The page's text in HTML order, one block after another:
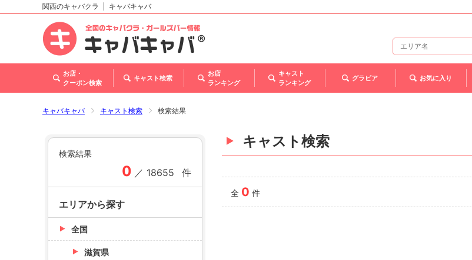
北海道
東北
甲信越・北陸
関西
関西のキャバクラ キャバキャバ
お店・
クーポン検索
キャスト検索
お店
ランキング
キャスト
ランキング
グラビア お気に入り
キャバキャバ キャスト検索 検索結果
キャスト検索
全 0 件
検索結果
0 ／ 18655 件
エリアから探す
全国
滋賀県